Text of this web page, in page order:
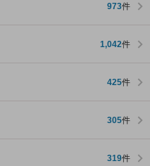
973件
1,042件
425件
305件
319件